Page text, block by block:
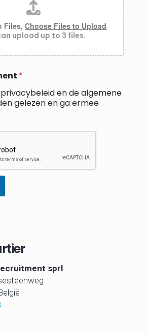
Files,Choose Files to Upload
upload up to 3 files.
*
privacybeleiden dealgemene
gelezen en ga ermee
sprl